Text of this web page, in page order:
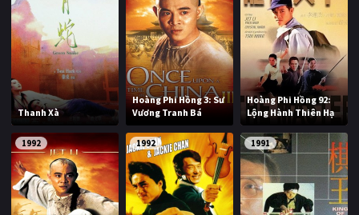
Thanh Xà
Hoàng Phi Hồng 3: Sư
Vương Tranh Bá
Hoàng Phi Hồng 92:
Lộng Hành Thiên Hạ
1992 1992 1991